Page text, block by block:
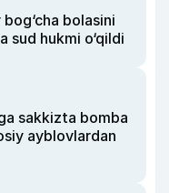
bolasini
sud hukmi o‘qildi
sakkizta bomba
ayblovlardan